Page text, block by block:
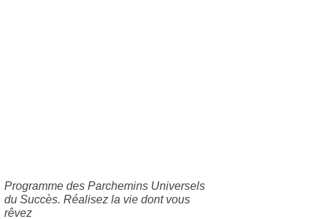
Programme des Parchemins Universels
du Succès. Réalisez la vie dont vous
rêvez